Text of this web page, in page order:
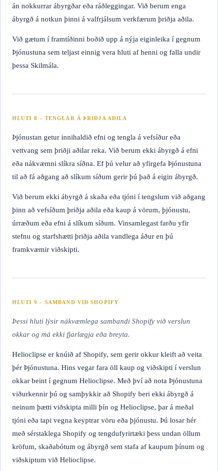
án nokkurrar ábyrgðar eða ráðleggingar. Við berum enga
ábyrgð á notkun þinni á valfrjálsum verkfærum þriðja aðila.
Við gætum í framtíðinni boðið upp á nýja eiginleika í gegnum
Þjónustuna sem teljast einnig vera hluti af henni og falla undir
þessa Skilmála.
HLUTI 8 – TENGLAR Á ÞRIÐJA AÐILA
Þjónustan getur innihaldið efni og tengla á vefsíður eða
vettvang sem þriðji aðilar reka. Við berum ekki ábyrgð á efni
eða nákvæmni slíkra síðna. Ef þú velur að yfirgefa Þjónustuna
til að fá aðgang að slíkum síðum gerir þú það á eigin ábyrgð.
Við berum ekki ábyrgð á skaða eða tjóni í tengslum við aðgang
þinn að vefsíðum þriðja aðila eða kaup á vörum, þjónustu,
úrræðum eða efni á slíkum síðum. Vinsamlegast farðu yfir
stefnu og starfshætti þriðja aðila vandlega áður en þú
framkvæmir viðskipti.
HLUTI 9 – SAMBAND VIÐ SHOPIFY
Þessi hluti lýsir nákvæmlega sambandi Shopify við verslun
okkar og má ekki fjarlægja eða breyta.
Helioclipse er knúið af Shopify, sem gerir okkur kleift að veita
þér Þjónustuna. Hins vegar fara öll kaup og viðskipti í verslun
okkar beint í gegnum Helioclipse. Með því að nota Þjónustuna
viðurkennir þú og samþykkir að Shopify beri ekki ábyrgð á
neinum þætti viðskipta milli þín og Helioclipse, þar á meðal
tjóni eða tapi vegna keyptrar vöru eða þjónustu. Þú losar hér
með sérstaklega Shopify og tengdufyrirtæki þess undan öllum
kröfum, skaðabótum og ábyrgð sem stafa af kaupum þínum og
viðskiptum við Helioclipse.